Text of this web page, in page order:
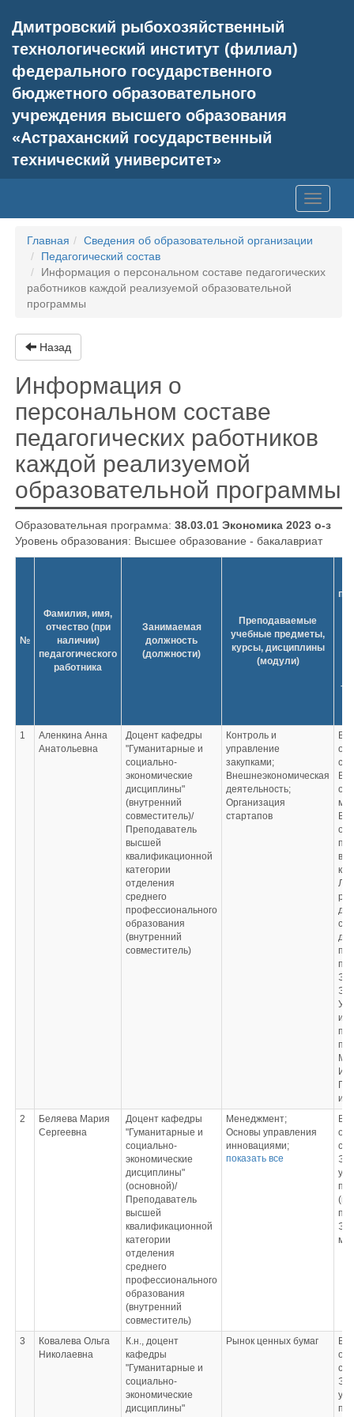
Дмитровский рыбохозяйственный
технологический институт (филиал)
федерального государственного
бюджетного образовательного
учреждения высшего образования
«Астраханский государственный
технический университет»
Toggle
Главная
Сведения об образовательной организации
Педагогический состав
Информация о персональном составе педагогических
работников каждой реализуемой образовательной
программы
Назад
Информация о
персональном составе
педагогических работников
каждой реализуемой
образовательной программы
Образовательная программа: 38.03.01 Экономика 2023 о-з
Уровень образования: Высшее образование - бакалавриат
№
Фамилия, имя,
отчество (при
наличии)
педагогического
работника
Занимаемая
должность
(должности)
Преподаваемые
учебные предметы,
курсы, дисциплины
(модули)
1
Аленкина Анна
Анатольевна
Доцент кафедры
"Гуманитарные и
социально-
экономические
дисциплины"
(внутренний
совместитель)/
Преподаватель
высшей
квалификационной
категории
отделения
среднего
профессионального
образования
(внутренний
совместитель)
Контроль и
управление
закупками;
Внешнеэкономическая
деятельность;
Организация
стартапов
и
2
Беляева Мария
Сергеевна
Доцент кафедры
"Гуманитарные и
социально-
экономические
дисциплины"
(основной)/
Преподаватель
высшей
квалификационной
категории
отделения
среднего
профессионального
образования
(внутренний
совместитель)
Менеджмент;
Основы управления
инновациями;
Междисциплинарный
предприятиях (в
организациях)
показать все
3
Ковалева Ольга
Николаевна
К.н., доцент
кафедры
"Гуманитарные и
социально-
экономические
дисциплины"
Рынок ценных бумаг